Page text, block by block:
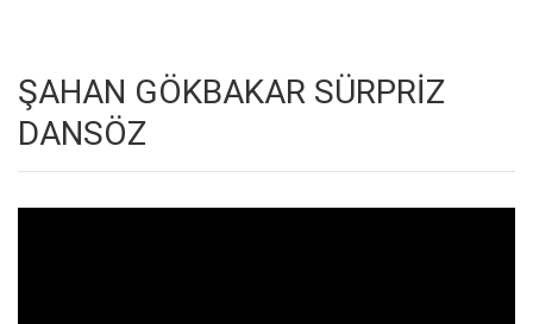
ŞAHAN GÖKBAKAR SÜRPRİZ
DANSÖZ